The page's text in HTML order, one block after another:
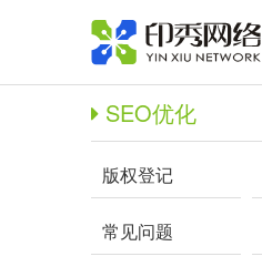
SEO优化
版权登记
常见问题